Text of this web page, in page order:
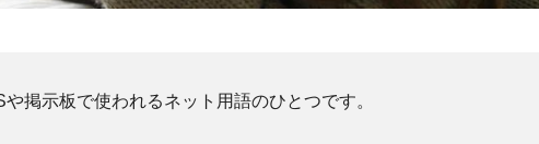
掲示板で使われるネット用語のひとつです。